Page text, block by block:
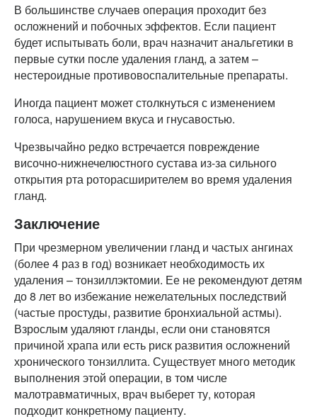
В большинстве случаев операция проходит без
осложнений и побочных эффектов. Если пациент
будет испытывать боли, врач назначит анальгетики в
первые сутки после удаления гланд, а затем –
нестероидные противовоспалительные препараты.
Иногда пациент может столкнуться с изменением
голоса, нарушением вкуса и гнусавостью.
Чрезвычайно редко встречается повреждение
височно-нижнечелюстного сустава из-за сильного
открытия рта роторасширителем во время удаления
гланд.
Заключение
При чрезмерном увеличении гланд и частых ангинах
(более 4 раз в год) возникает необходимость их
удаления – тонзиллэктомии. Ее не рекомендуют детям
до 8 лет во избежание нежелательных последствий
(частые простуды, развитие бронхиальной астмы).
Взрослым удаляют гланды, если они становятся
причиной храпа или есть риск развития осложнений
хронического тонзиллита. Существует много методик
выполнения этой операции, в том числе
малотравматичных, врач выберет ту, которая
подходит конкретному пациенту.